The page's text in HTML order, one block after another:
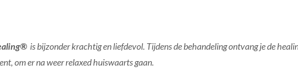
is bijzonder krachtig en liefdevol. Tijdens de behandeling ontvang je de
om er na weer relaxed huiswaarts gaan.